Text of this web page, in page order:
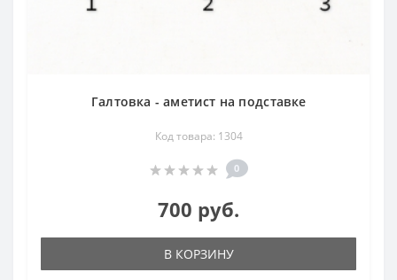
Галтовка - аметист на подставке
Код товара: 1304
0
700 руб.
В КОРЗИНУ